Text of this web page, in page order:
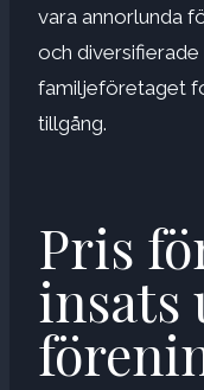
vara annorlunda
och diversifierade
familjeföretaget
tillgång.
Pris
insats